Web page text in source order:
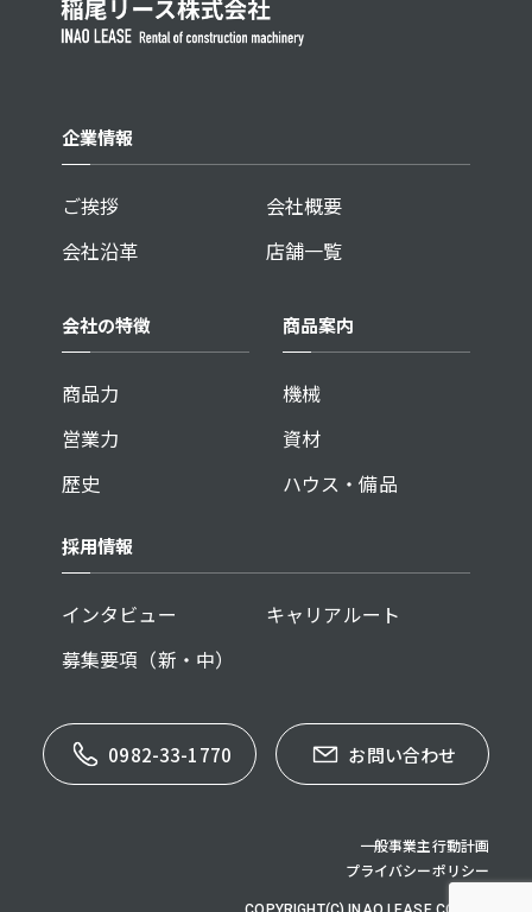
企業情報
ご挨拶
会社概要
会社沿革
店舗一覧
会社の特徴
商品力
営業力
歴史
商品案内
機械
資材
ハウス・備品
採用情報
インタビュー
キャリアルート
募集要項（新・中）
0982-33-1770 お問い合わせ
一般事業主行動計画
プライバシーポリシー